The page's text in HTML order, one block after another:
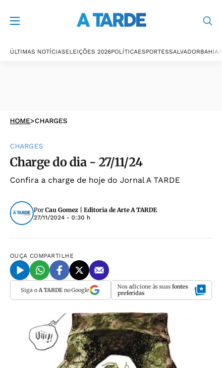
ÚLTIMAS NOTÍCIASELEIÇÕES 2026POLÍTICAESPORTESSALVADORBAHIA
HOME>CHARGES
CHARGES
Charge do dia - 27/11/24
Confira a charge de hoje do Jornal A TARDE
Por Cau Gomez | Editoria de Arte A TARDE
27/11/2024 - 0:30 h
OUÇA COMPARTILHE
Siga o A TARDEno Google Nos adicione às suas fontes
preferidas